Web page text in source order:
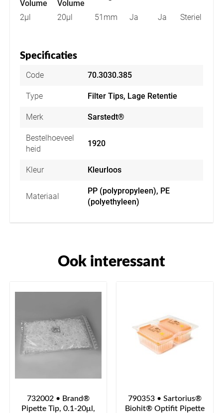
Volume
Volume
2µl 20µl 51mm Ja Ja Steriel
Specificaties
Code 70.3030.385
Type Filter Tips, Lage Retentie
Merk Sarstedt®
Bestelhoeveel
heid
1920
Kleur Kleurloos
Materiaal
PP (polypropyleen), PE
(polyethyleen)
Ook interessant
732002 • Brand®
Pipette Tip, 0.1-20μl,
790353 • Sartorius®
Biohit® Optifit Pipette